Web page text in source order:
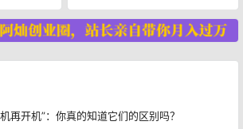
再开机”：你真的知道它们的区别吗？